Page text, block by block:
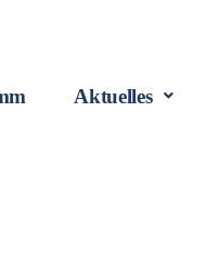
Aktuelles